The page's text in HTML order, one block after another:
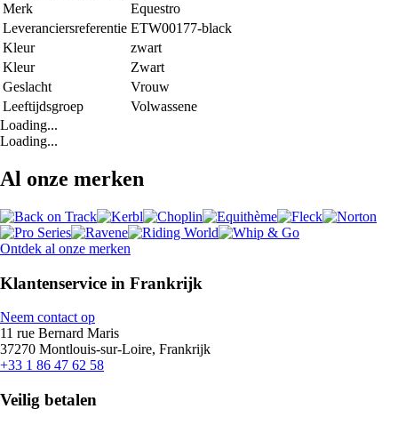
Merk
Equestro
Leveranciersreferentie ETW00177-black
Kleur
zwart
Kleur
Zwart
Geslacht
Vrouw
Leeftijdsgroep
Volwassene
Loading...
Loading...
Al onze merken
Ontdek al onze merken
Klantenservice in Frankrijk
Neem contact op
11 rue Bernard Maris
37270 Montlouis-sur-Loire, Frankrijk
+33 1 86 47 62 58
Veilig betalen